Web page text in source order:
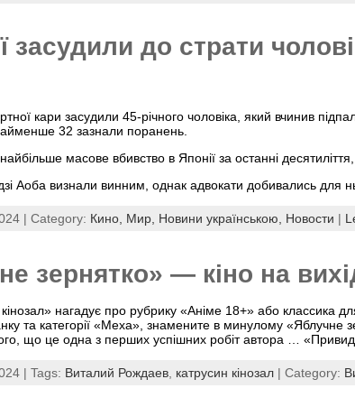
засудили до страти
кари засудили 45-річного чоловіка, який вчинив
32 зазнали поранень.
масове вбивство в Японії за останні
Аоба визнали винним, однак адвокати добивались для
| Category: Кино, Мир, Новини українською, Новости |
зернятко» — кіно на
нагадує про рубрику «Аніме 18+» або классика
та категорії «Меха», знамените в минулому «Яблучне
що це одна з перших успішних робіт автора …
| Tags: Виталий Рождаев катрусин кінозал | Category: